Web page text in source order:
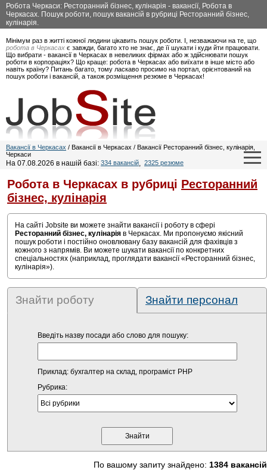
Робота Черкаси: Ресторанний бізнес, кулінарія - вакансії, Робота в
Черкасах. Пошук роботи, пошук вакансій в рубриці Ресторанний бізнес,
кулінарія.
Мінімум раз в житті кожної людини цікавить пошук роботи. І, незважаючи на те, що
робота в Черкасах є завжди, багато хто не знає, де її шукати і куди йти працювати.
Що вибрати - вакансії в Черкасах в невеликих фірмах або ж здійснювати пошук
роботи в корпораціях? Що краще: робота в Черкасах або виїхати в інше місто або
навіть країну? Питань багато, тому ласкаво просимо на портал, орієнтований на
пошук роботи і вакансій, а також розміщення резюме в Черкасах!
Вакансії в Черкасах / Вакансії в Черкасах / Вакансії Ресторанний бізнес, кулінарія,
Черкаси
На 07.08.2026 в нашій базі: 334 вакансій, 2325 резюме
Робота в Черкасах в рубриці Ресторанний
бізнес, кулінарія
На сайті Jobsite ви можете знайти вакансії і роботу в сфері
Ресторанний бізнес, кулінарія в Черкасах. Ми пропонуємо якісний
пошук роботи і постійно оновлювану базу вакансій для фахівців з
кожного з напрямів. Ви можете шукати вакансії по конкретних
спеціальностях (наприклад, проглядати вакансії «Ресторанний бізнес,
кулінарія»).
Знайти роботу Знайти персонал
Введіть назву посади або слово для пошуку:
Приклад: бухгалтер на склад, програміст PHP
Рубрика:
По вашому запиту знайдено: 1384 вакансій